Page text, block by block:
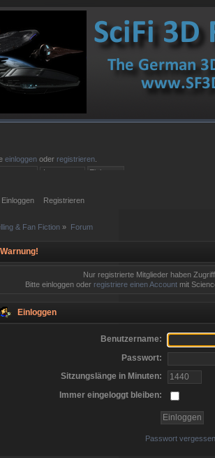
einloggen oder registrieren
Einloggen Registrieren
& Fan Fiction » Forum
Warnung!
Nur registrierte Mitglieder haben
Bitte einloggen oder registriere einen Account mit
Einloggen
Benutzername:
Passwort:
Sitzungslänge in Minuten:
Immer eingeloggt bleiben:
Passwort